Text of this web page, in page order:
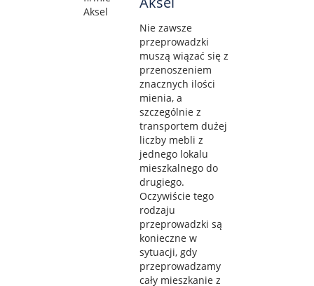
Nie zawsze
przeprowadzki
muszą wiązać się z
przenoszeniem
znacznych ilości
mienia, a
szczególnie z
transportem dużej
liczby mebli z
jednego lokalu
mieszkalnego do
drugiego.
Oczywiście tego
rodzaju
przeprowadzki są
konieczne w
sytuacji, gdy
przeprowadzamy
cały mieszkanie z